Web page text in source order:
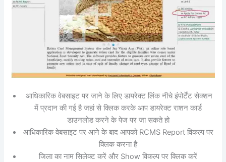
आधिकारिक वेबसाइट पर जाने के लिए डायरेक्ट लिंक नीचे इंपोर्टेंट सेक्शन
में प्रदान की गई है जहां से क्लिक करके आप डायरेक्ट राशन कार्ड
डाउनलोड करने के पेज पर जा सकते हो
आधिकारिक वेबसाइट पर आने के बाद आपको RCMS Report विकल्प पर
क्लिक करना है
जिला का नाम सिलेक्ट करें और Show विकल्प पर क्लिक करें